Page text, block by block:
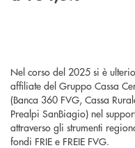
Nel corso del 2025 si è
affiliate del Gruppo Cassa
(Banca 360 FVG, Cassa
Prealpi SanBiagio) nel
attraverso gli strumenti
fondi FRIE e FREIE FVG.